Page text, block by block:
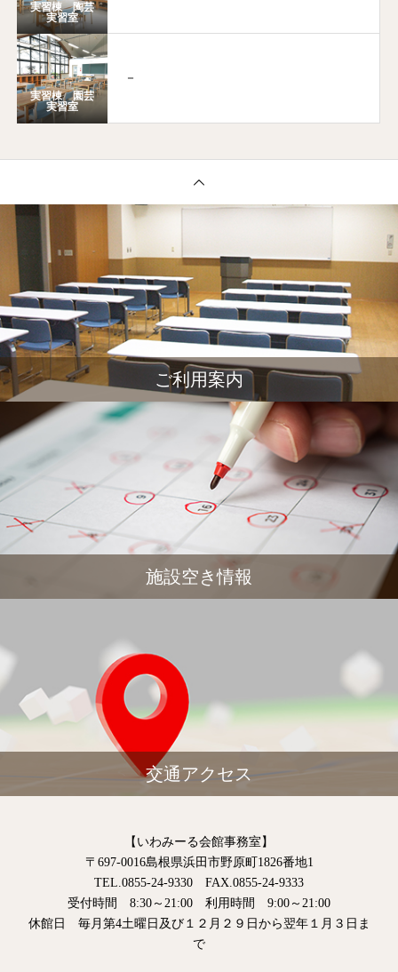
実習棟 陶芸
実習室
実習棟 園芸
実習室
－
ご利用案内
施設空き情報
交通アクセス
【いわみーる会館事務室】
〒697-0016島根県浜田市野原町1826番地1
TEL.0855-24-9330 FAX.0855-24-9333
受付時間 8:30～21:00 利用時間 9:00～21:00
休館日 毎月第4土曜日及び１２月２９日から翌年１月３日ま
で